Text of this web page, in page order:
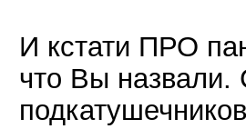
И кстати ПРО
что Вы назвали.